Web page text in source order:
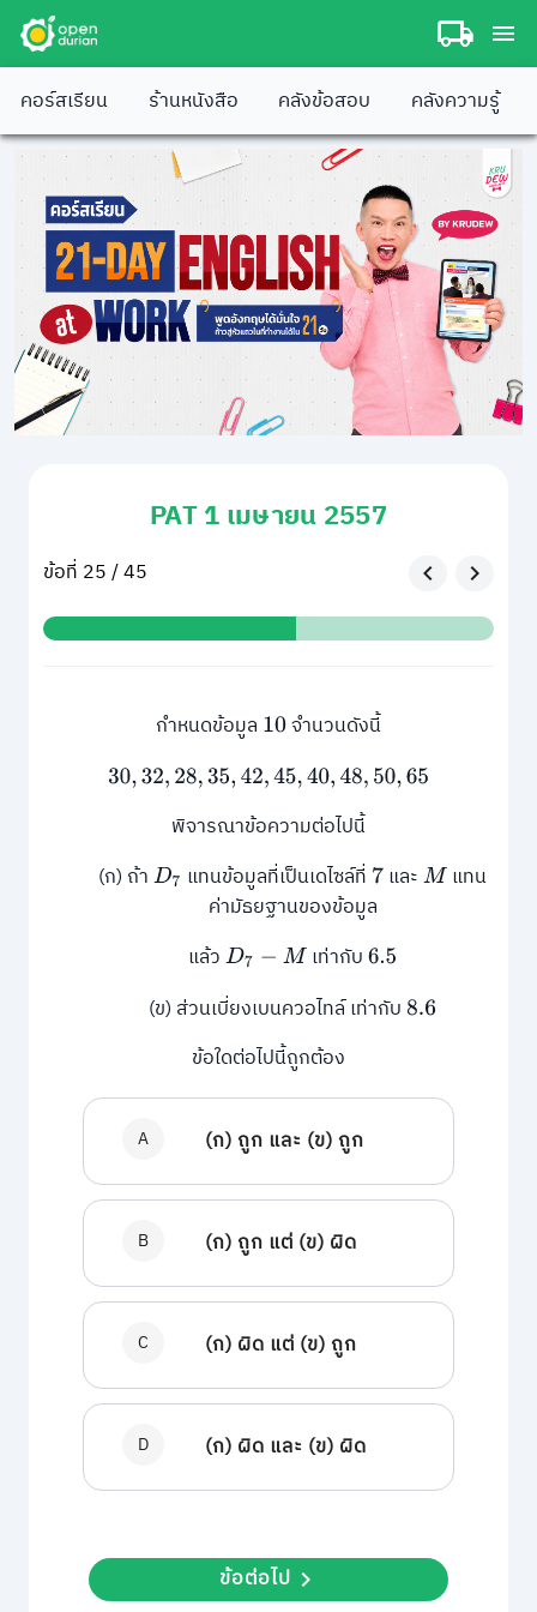
คอร์สเรียน ร้านหนังสือ คลังข้อสอบ คลังความรู้
PAT 1 เมษายน 2557
ข้อที่ 25 / 45
กำหนดข้อมูล 10จำนวนดังนี้
30,32,28,35,42,45,40,48,50,65
พิจารณาข้อความต่อไปนี้
(ก) ถ้าD7 แทนข้อมูลที่เป็นเดไซล์ที่ 7และM แทน
ค่ามัธยฐานของข้อมูล
แล้วD7−M เท่ากับ6.5
(ข) ส่วนเบี่ยงเบนควอไทล์ เท่ากับ 8.6
ข้อใดต่อไปนี้ถูกต้อง
A (ก) ถูก และ (ข) ถูก
B (ก) ถูก แต่ (ข) ผิด
C (ก) ผิด แต่ (ข) ถูก
D (ก) ผิด และ (ข) ผิด
ข้อต่อไป